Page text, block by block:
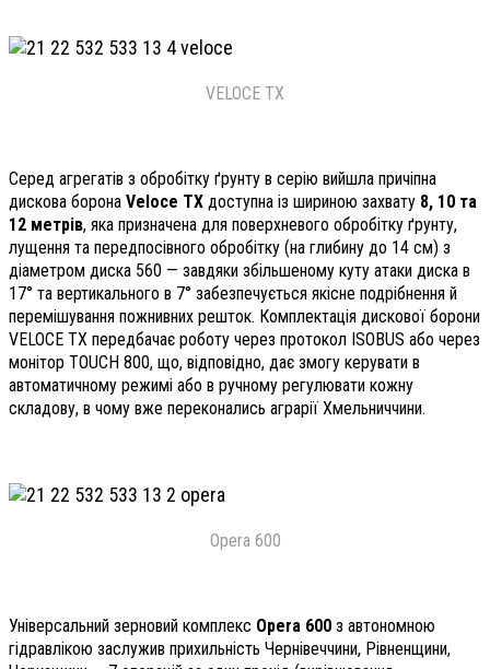
VELOCE TX
Серед агрегатів з обробітку ґрунту в серію вийшла причіпна
дискова борона Veloce TX доступна із шириною захвату 8, 10 та
12 метрів, яка призначена для поверхневого обробітку ґрунту,
лущення та передпосівного обробітку (на глибину до 14 см) з
діаметром диска 560 — завдяки збільшеному куту атаки диска в
17° та вертикального в 7° забезпечується якісне подрібнення й
перемішування пожнивних решток. Комплектація дискової борони
VELOCE TX передбачає роботу через протокол ISOBUS або через
монітор TOUCH 800, що, відповідно, дає змогу керувати в
автоматичному режимі або в ручному регулювати кожну
складову, в чому вже переконались аграрії Хмельниччини.
Оpera 600
Універсальний зерновий комплекс Оpera 600 з автономною
гідравлікою заслужив прихильність Чернівеччини, Рівненщини,